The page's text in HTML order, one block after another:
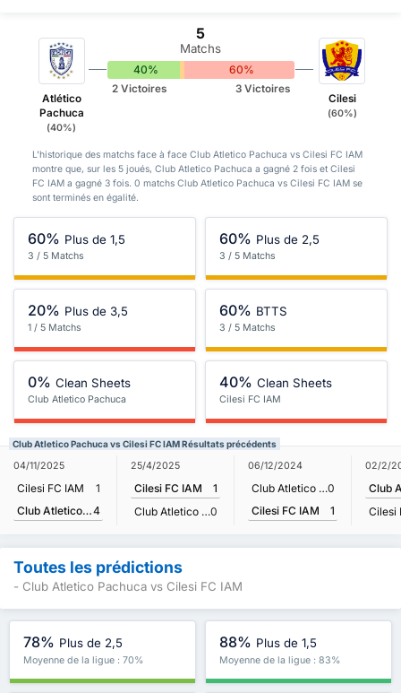
Atlético
Pachuca
(40%)
5
Matchs
40% 60%
2 Victoires 3 Victoires
Cilesi
(60%)
L'historique des matchs face à face Club Atletico Pachuca vs Cilesi FC IAM
montre que, sur les 5 joués, Club Atletico Pachuca a gagné 2 fois et Cilesi
FC IAM a gagné 3 fois. 0 matchs Club Atletico Pachuca vs Cilesi FC IAM se
sont terminés en égalité.
60% Plus de 1,5
3 / 5 Matchs
60% Plus de 2,5
3 / 5 Matchs
20% Plus de 3,5
1 / 5 Matchs
60% BTTS
3 / 5 Matchs
0% Clean Sheets
Club Atletico Pachuca
40% Clean Sheets
Cilesi FC IAM
Club Atletico Pachuca vs Cilesi FC IAM Résultats précédents
04/11/2025
Cilesi FC IAM
1
Club Atletico Pachuca4
25/4/2025
Cilesi FC IAM
1
Club Atletico Pachuca0
06/12/2024
Club Atletico Pachuca0
Cilesi FC IAM
1
02/2/
Cilesi
Toutes les prédictions
- Club Atletico Pachuca vs Cilesi FC IAM
78% Plus de 2,5
Moyenne de la ligue : 70%
88% Plus de 1,5
Moyenne de la ligue : 83%